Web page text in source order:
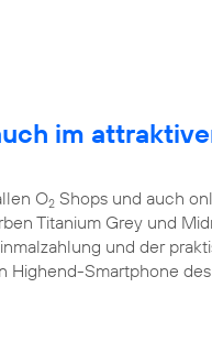
im
O2 Shops und auch
Titanium Grey und
und der
Highend-Smartphone